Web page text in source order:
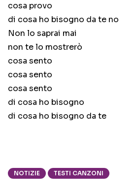
cosa provo
di cosa ho bisogno da te no
Non lo saprai mai
non te lo mostrerò
cosa sento
cosa sento
cosa sento
di cosa ho bisogno
di cosa ho bisogno da te
NOTIZIE TESTI CANZONI